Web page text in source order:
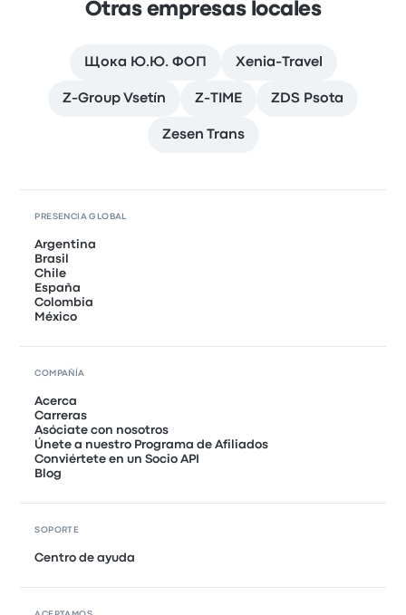
Otras empresas locales
Щока Ю.Ю. ФОП Xenia-Travel
Z-Group Vsetín Z-TIME ZDS Psota
Zesen Trans
PRESENCIA GLOBAL
Argentina
Brasil
Chile
España
Colombia
México
COMPAÑÍA
Acerca
Carreras
Asóciate con nosotros
Únete a nuestro Programa de Afiliados
Conviértete en un Socio API
Blog
SOPORTE
Centro de ayuda